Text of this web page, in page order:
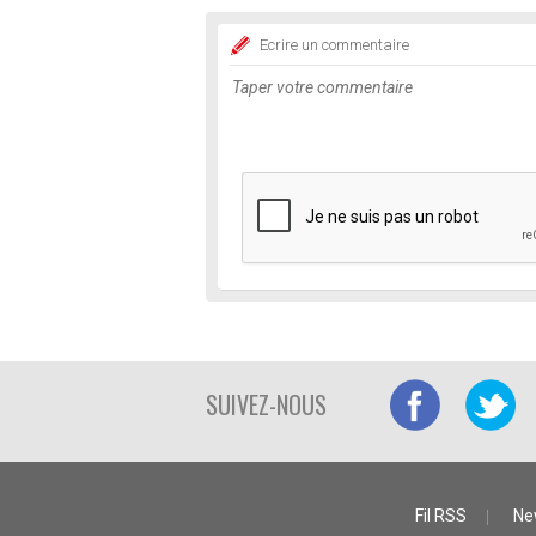
Ecrire un commentaire
SUIVEZ-NOUS
Fil RSS